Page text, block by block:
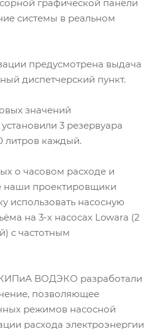
графической панели
системы в реальном
предусмотрена выдача
диспетчерский пункт.
значений
3 резервуара
литров каждый.
о часовом расходе и
проектировщики
использовать насосную
на 3-х насосах Lowara (2
с частотным
ВОДЭКО разработали
позволяющее
режимов насосной
расхода электроэнергии